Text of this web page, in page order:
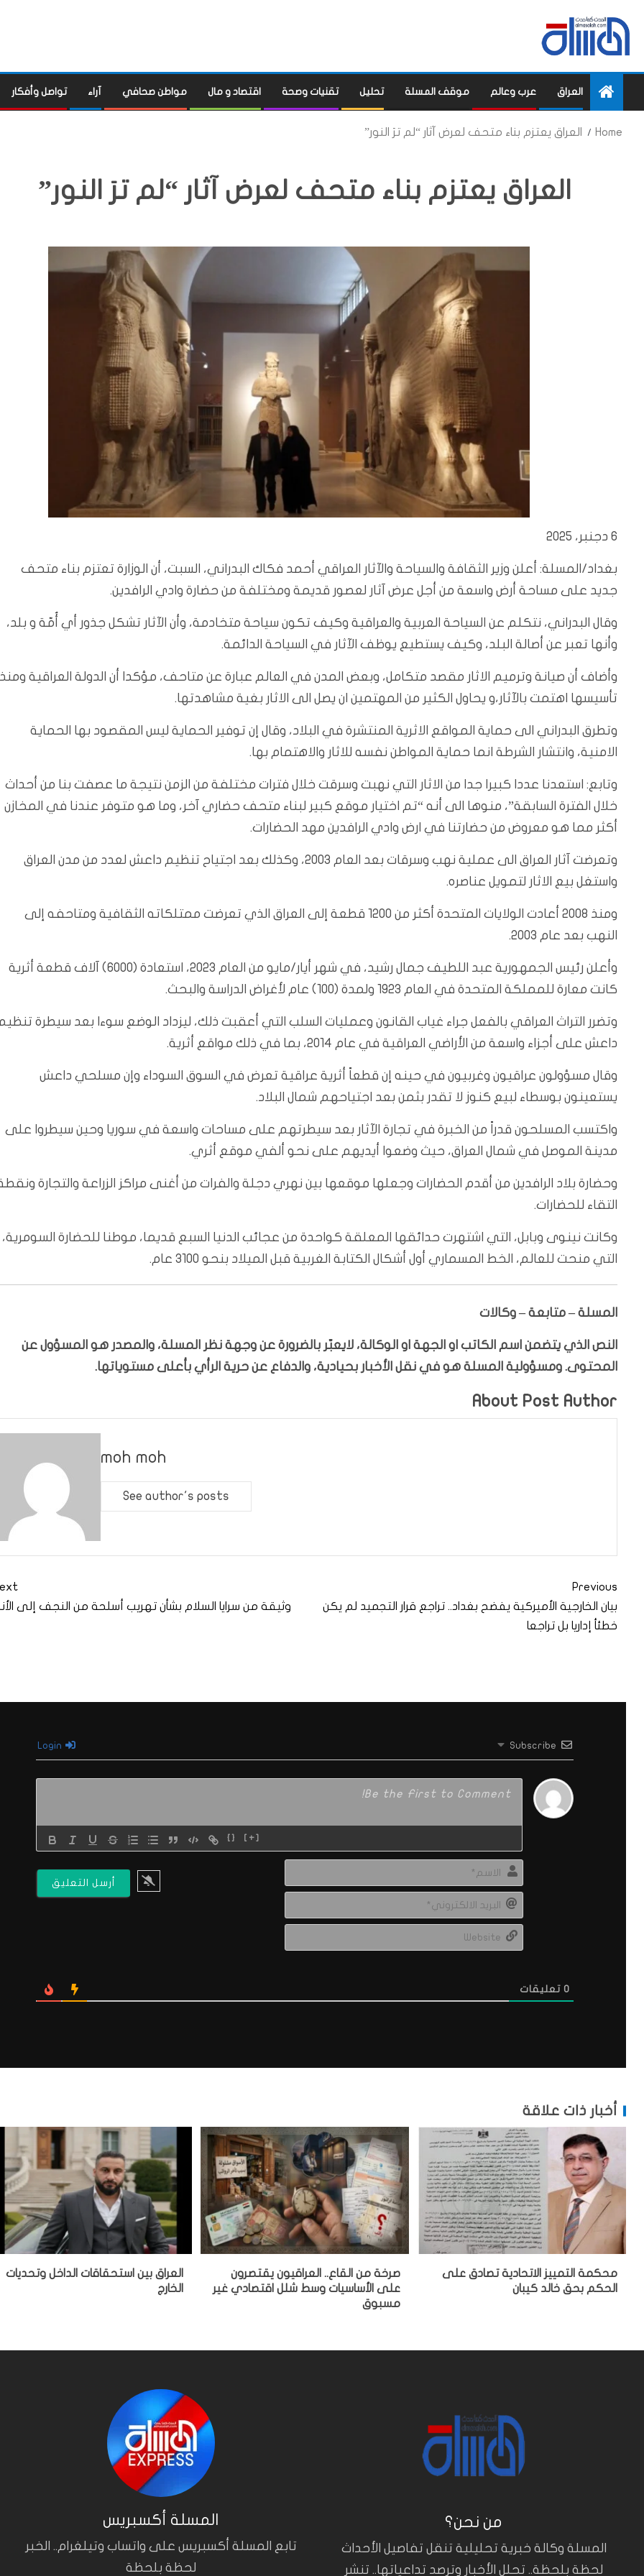
العراق عرب وعالم موقف المسلة تحليل تقنيات وصحة اقتصاد و مال مواطن صحافي آراء تواصل وأفكار
Home العراق يعتزم بناء متحف لعرض آثار “لم ترَ النور”
العراق يعتزم بناء متحف لعرض آثار “لم ترَ النور”
6 دجنبر، 2025
بغداد/المسلة: أعلن وزير الثقافة والسياحة والآثار العراقي أحمد فكاك البدراني، السبت، أن الوزارة تعتزم بناء متحف
جديد على مساحة أرض واسعة من أجل عرض آثار لعصور قديمة ومختلفة من حضارة وادي الرافدين.
وقال البدراني، نتكلم عن السياحة العربية والعراقية وكيف تكون سياحة متخادمة، وأن الآثار تشكل جذور أي أُمّة و بلد،
وأنها تعبر عن أصالة البلد، وكيف يستطيع يوظف الآثار في السياحة الدائمة.
وأضاف أن صيانة وترميم الاثار مقصد متكامل، وبعض المدن في العالم عبارة عن متاحف، مؤكدا أن الدولة العراقية ومنذ
تأسيسها اهتمت بالآثار،و يحاول الكثير من المهتمين ان يصل الى الاثار بغية مشاهدتها.
وتطرق البدراني الى حماية المواقع الاثرية المنتشرة في البلاد، وقال إن توفير الحماية ليس المقصود بها الحماية
الامنية، وانتشار الشرطة انما حماية المواطن نفسه للاثار والاهتمام بها.
وتابع: استعدنا عددا كبيرا جدا من الاثار التي نهبت وسرقت خلال فترات مختلفة من الزمن نتيجة ما عصفت بنا من أحداث
خلال الفترة السابقة”، منوها الى أنه “تم اختيار موقع كبير لبناء متحف حضاري آخر، وما هو متوفر عندنا في المخازن
أكثر مما هو معروض من حضارتنا في ارض وادي الرافدين مهد الحضارات.
وتعرضت آثار العراق الى عملية نهب وسرقات بعد العام 2003، وكذلك بعد اجتياح تنظيم داعش لعدد من مدن العراق
واستغل بيع الاثار لتمويل عناصره.
ومنذ 2008 أعادت الولايات المتحدة أكثر من 1200 قطعة إلى العراق الذي تعرضت ممتلكاته الثقافية ومتاحفه إلى
النهب بعد عام 2003.
وأعلن رئيس الجمهورية عبد اللطيف جمال رشيد، في شهر أيار/مايو من العام 2023، استعادة (6000) آلاف قطعة أثرية
كانت معارة للمملكة المتحدة في العام 1923 ولمدة (100) عام لأغراض الدراسة والبحث.
وتضرر التراث العراقي بالفعل جراء غياب القانون وعمليات السلب التي أعقبت ذلك، ليزداد الوضع سوءا بعد سيطرة
داعش على أجزاء واسعة من الأراضي العراقية في عام 2014، بما في ذلك مواقع أثرية.
وقال مسؤولون عراقيون وغربيون في حينه إن قطعاً أثرية عراقية تعرض في السوق السوداء وإن مسلحي داعش
يستعينون بوسطاء لبيع كنوز لا تقدر بثمن بعد اجتياحهم شمال البلاد.
واكتسب المسلحون قدراً من الخبرة في تجارة الآثار بعد سيطرتهم على مساحات واسعة في سوريا وحين سيطروا على
مدينة الموصل في شمال العراق، حيث وضعوا أيديهم على نحو ألفي موقع أثري.
وحضارة بلاد الرافدين من أقدم الحضارات وجعلها موقعها بين نهري دجلة والفرات من أغنى مراكز الزراعة والتجارة
التقاء للحضارات.
وكانت نينوى وبابل، التي اشتهرت حدائقها المعلقة كواحدة من عجائب الدنيا السبع قديما، موطنا للحضارة السومرية،
التي منحت للعالم، الخط المسماري أول أشكال الكتابة الغربية قبل الميلاد بنحو 3100 عام.
المسلة – متابعة – وكالات
النص الذي يتضمن اسم الكاتب او الجهة او الوكالة، لايعبّر بالضرورة عن وجهة نظر المسلة، والمصدر هو المسؤول عن
المحتوى. ومسؤولية المسلة هو في نقل الأخبار بحيادية، والدفاع عن حرية الرأي بأعلى مستوياتها.
About Post Author
moh moh
See author's posts
Previous
بيان الخارجية الأميركية يفضح بغداد.. تراجع قرار التجميد لم يكن
خطئأ إداريا بل تراجعا
وثيقة من سرايا السلام بشأن تهريب أسلحة من النجف إلى
Subscribe
{} [+]
0 تعليقات
أخبار ذات علاقة
محكمة التمييز الاتحادية تصادق على
الحكم بحق خالد كيبان
صرخة من القاع.. العراقيون يقتصرون
على الأساسيات وسط شلل اقتصادي غير
مسبوق
‏العراق بين استحقاقات الداخل وتحديات
الخارج
المسلة أكسبريس
تابع المسلة أكسبريس على واتساب وتيلغرام.. الخبر
لحظة بلحظة
من نحن؟
المسلة وكالة خبرية تحليلية تنقل تفاصيل الأحداث
لحظة بلحظة.. تحلل الأخبار وترصد تداعياتها.. تنشر